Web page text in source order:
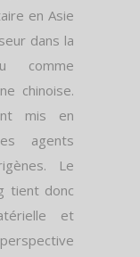
en Asie
dans la
comme
chinoise.
mis en
agents
Le
tient donc
et